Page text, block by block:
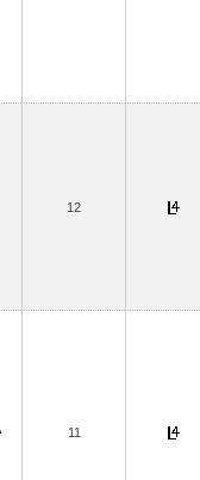
12
11